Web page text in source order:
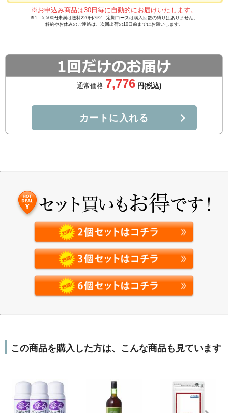
通常価格 7,776 円(税込)
カートに入れる
※お申込み商品は30日毎に自動的にお届けいたします。
※1…5,500円未満は送料220円/※2…定期コースは購入回数の縛りはありません。
解約やお休みのご連絡は、次回出荷の10日前までにお願いします。
この商品を購入した方は、こんな商品も見ています